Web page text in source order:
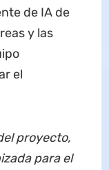
de IA de
y las
el
proyecto,
para el